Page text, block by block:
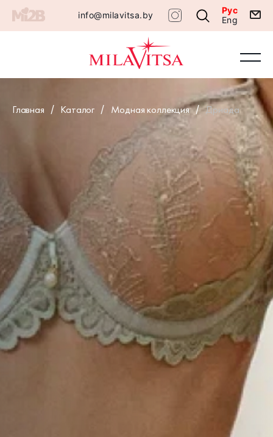
info@milavitsa.by
Рус
Eng
Главная Каталог Модная коллекция Дриада